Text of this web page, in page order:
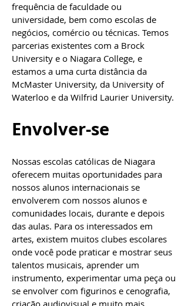
frequência de faculdade ou
universidade, bem como escolas de
negócios, comércio ou técnicas. Temos
parcerias existentes com a Brock
University e o Niagara College, e
estamos a uma curta distância da
McMaster University, da University of
Waterloo e da Wilfrid Laurier University.
Envolver-se
Nossas escolas católicas de Niagara
oferecem muitas oportunidades para
nossos alunos internacionais se
envolverem com nossos alunos e
comunidades locais, durante e depois
das aulas. Para os interessados em
artes, existem muitos clubes escolares
onde você pode praticar e mostrar seus
talentos musicais, aprender um
instrumento, experimentar uma peça ou
se envolver com figurinos e cenografia,
criação audiovisual e muito mais.